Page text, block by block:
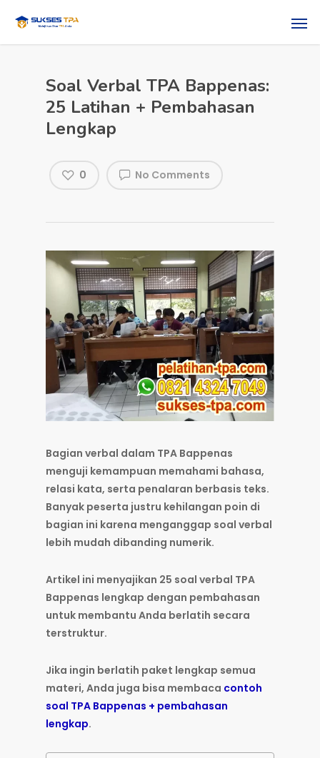
Soal Verbal TPA Bappenas:
25 Latihan + Pembahasan
Lengkap
No Comments
0
Bagian verbal dalam TPA Bappenas
menguji kemampuan memahami bahasa,
relasi kata, serta penalaran berbasis teks.
Banyak peserta justru kehilangan poin di
bagian ini karena menganggap soal verbal
lebih mudah dibanding numerik.
Artikel ini menyajikan 25 soal verbal TPA
Bappenas lengkap dengan pembahasan
untuk membantu Anda berlatih secara
terstruktur.
Jika ingin berlatih paket lengkap semua
materi, Anda juga bisa membaca contoh
soal TPA Bappenas + pembahasan
lengkap.